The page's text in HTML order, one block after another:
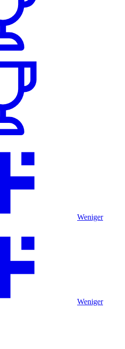
Weniger
Weniger